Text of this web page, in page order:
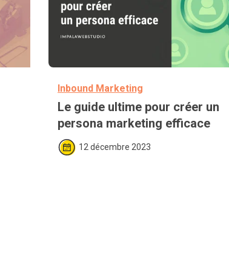
Inbound Marketing
Le guide ultime pour créer un
persona marketing efficace
12 décembre 2023